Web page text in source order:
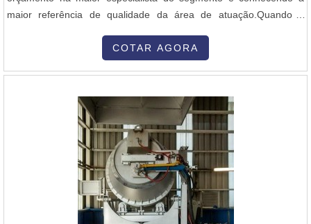
maior referência de qualidade da área de atuação.Quando a
colaboradores da Inovatti Queimadores Industriais o cliente
COTAR AGORA